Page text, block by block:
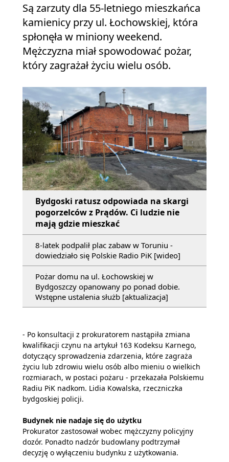
Są zarzuty dla 55-letniego mieszkańca
kamienicy przy ul. Łochowskiej, która
spłonęła w miniony weekend.
Mężczyzna miał spowodować pożar,
który zagrażał życiu wielu osób.
Bydgoski ratusz odpowiada na skargi
pogorzelców z Prądów. Ci ludzie nie
mają gdzie mieszkać
8-latek podpalił plac zabaw w Toruniu -
dowiedziało się Polskie Radio PiK [wideo]
Pożar domu na ul. Łochowskiej w
Bydgoszczy opanowany po ponad dobie.
Wstępne ustalenia służb [aktualizacja]
- Po konsultacji z prokuratorem nastąpiła zmiana
kwalifikacji czynu na artykuł 163 Kodeksu Karnego,
dotyczący sprowadzenia zdarzenia, które zagraża
życiu lub zdrowiu wielu osób albo mieniu o wielkich
rozmiarach, w postaci pożaru - przekazała Polskiemu
Radiu PiK nadkom. Lidia Kowalska, rzeczniczka
bydgoskiej policji.
Budynek nie nadaje się do użytku
Prokurator zastosował wobec mężczyzny policyjny
dozór. Ponadto nadzór budowlany podtrzymał
decyzję o wyłączeniu budynku z użytkowania.